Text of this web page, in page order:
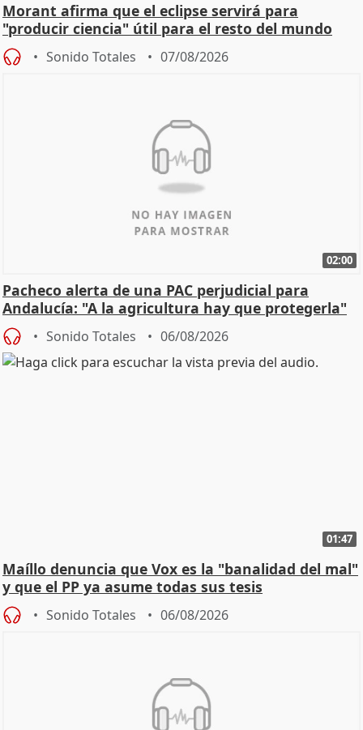
Morant afirma que el eclipse servirá para
"producir ciencia" útil para el resto del mundo
Sonido Totales 07/08/2026
02:00
Pacheco alerta de una PAC perjudicial para
Andalucía: "A la agricultura hay que protegerla"
Sonido Totales 06/08/2026
01:47
Maíllo denuncia que Vox es la "banalidad del mal"
y que el PP ya asume todas sus tesis
Sonido Totales 06/08/2026